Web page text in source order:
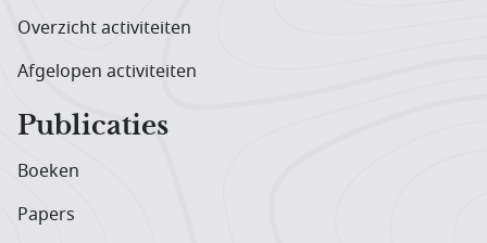
Overzicht activiteiten
Afgelopen activiteiten
Publicaties
Boeken
Papers